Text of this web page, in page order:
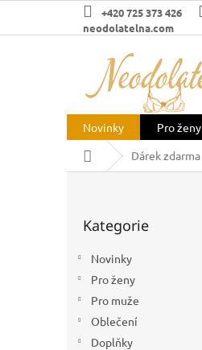
obsah
+420 725 373 426
neodolatelna.com
Novinky Pro ženy
Domů
Dárek zdarma
kategorie
Kategorie
Novinky
Pro ženy
Pro muže
Oblečení
Doplňky